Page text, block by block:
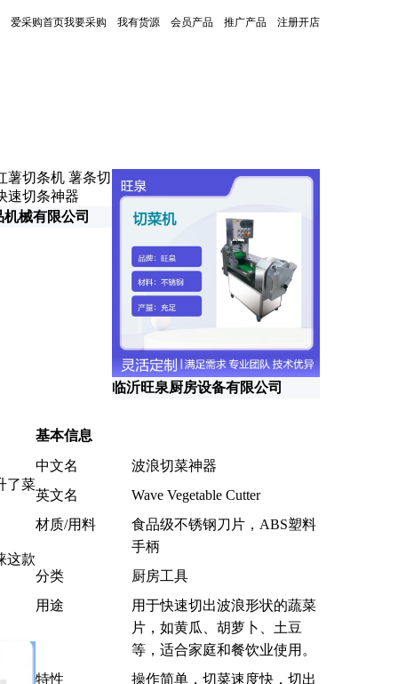
爱采购首页我要采购 我有货源 会员产品 推广产品 注册开店
更新时间：2026-07-02
械有限公司
临沂旺泉厨房设备有限公司
了菜
这款
基本信息
中文名
波浪切菜神器
英文名
Wave Vegetable Cutter
材质/用料
食品级不锈钢刀片，ABS塑料
手柄
分类
厨房工具
用途
用于快速切出波浪形状的蔬菜
片，如黄瓜、胡萝卜、土豆
等，适合家庭和餐饮业使用。
特性
操作简单，切菜速度快，切出